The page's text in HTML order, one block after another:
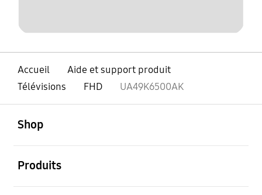
Accueil
Aide et support produit
Télévisions
FHD UA49K6500AK
Shop
Produits